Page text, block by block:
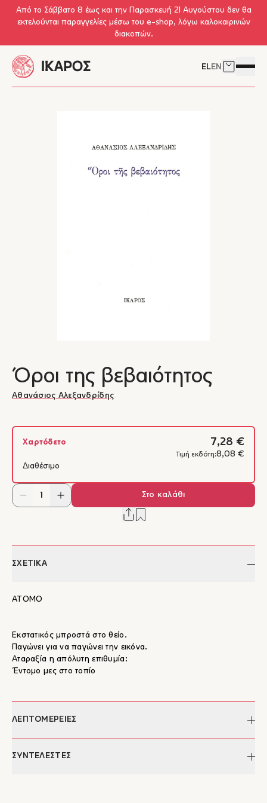
Skip to main content
Από το Σάββατο 8 έως και την Παρασκευή 21 Αυγούστου δεν θα
εκτελούνται παραγγελίες μέσω του e-shop, λόγω καλοκαιρινών
διακοπών.
ELEN Δείτε το
Όροι της βεβαιότητος
Αθανάσιος Αλεξανδρίδης
Χαρτόδετο 7,28 €
Τιμή εκδότη:8,08 €
Διαθέσιμο
Στο καλάθι
ΣΧΕΤΙΚΑ
ΑΤΟΜΟ
Εκστατικός μπροστά στο θείο.
Παγώνει για να παγώνει την εικόνα.
Αταραξία η απόλυτη επιθυμία:
Έντομο μες στο τοπίο
ΛΕΠΤΟΜΕΡΕΙΕΣ
Συγγραφέας:
ΣΥΝΤΕΛΕΣΤΕΣ